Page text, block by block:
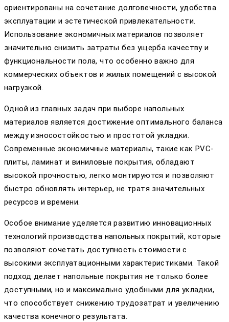
ориентированы на сочетание долговечности, удобства
эксплуатации и эстетической привлекательности.
Использование экономичных материалов позволяет
значительно снизить затраты без ущерба качеству и
функциональности пола, что особенно важно для
коммерческих объектов и жилых помещений с высокой
нагрузкой.
Одной из главных задач при выборе напольных
материалов является достижение оптимального баланса
между износостойкостью и простотой укладки.
Современные экономичные материалы, такие как PVC-
плиты, ламинат и виниловые покрытия, обладают
высокой прочностью, легко монтируются и позволяют
быстро обновлять интерьер, не тратя значительных
ресурсов и времени.
Особое внимание уделяется развитию инновационных
технологий производства напольных покрытий, которые
позволяют сочетать доступность стоимости с
высокими эксплуатационными характеристиками. Такой
подход делает напольные покрытия не только более
доступными, но и максимально удобными для укладки,
что способствует снижению трудозатрат и увеличению
качества конечного результата.